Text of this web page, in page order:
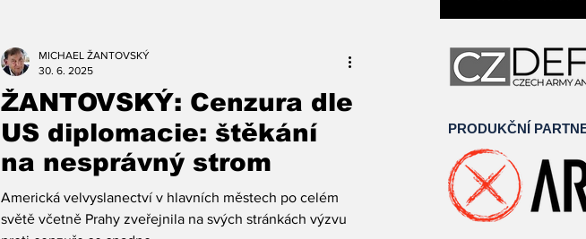
ŽANTOVSKÝ: Cenzura dle
US diplomacie: štěkání
na nesprávný strom
Americká velvyslanectví v hlavních městech po celém
světě včetně Prahy zveřejnila na svých stránkách výzvu
MICHAEL ŽANTOVSKÝ
30. 6. 2025
PRODUKČNÍ